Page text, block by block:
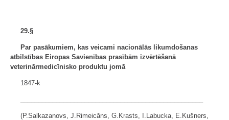
29.§
Par pasākumiem, kas veicami nacionālās likumdošanas
atbilstības Eiropas Savienības prasībām izvērtēšanā
veterinārmedicīnisko produktu jomā
1847-k
(P.Salkazanovs, J.Rimeicāns, G.Krasts, I.Labucka, E.Kušners,